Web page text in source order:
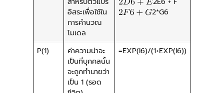
อิสระเพื่อใช้ใน
การคำนวณ
โมเดล
2*G6
P(1)
ค่าความน่าจะ
เป็นที่บุคคลนั้น
จะถูกทำนายว่า
เป็น 1 (รอด
=EXP(I6)/(1+EXP(I6))